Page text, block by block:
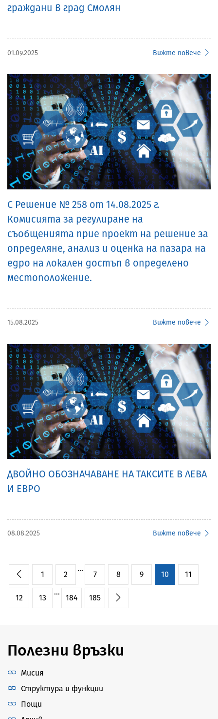
граждани в град Смолян
01.09.2025 Вижте повече
С Решение № 258 от 14.08.2025 г.
Комисията за регулиране на
съобщенията прие проект на решение за
определяне, анализ и оценка на пазара на
едро на локален достъп в определено
местоположение.
15.08.2025 Вижте повече
ДВОЙНО ОБОЗНАЧАВАНЕ НА ТАКСИТЕ В ЛЕВА
И ЕВРО
08.08.2025 Вижте повече
1 2
...
7 8 9 10 11
12 13
...
184 185
Полезни връзки
Мисия
Структура и функции
Пощи